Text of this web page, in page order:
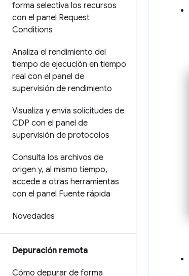
forma selectiva los recursos
con el panel Request
Conditions
Analiza el rendimiento del
tiempo de ejecución en tiempo
real con el panel de
supervisión de rendimiento
Visualiza y envía solicitudes de
CDP con el panel de
supervisión de protocolos
Consulta los archivos de
origen y, al mismo tiempo,
accede a otras herramientas
con el panel Fuente rápida
Novedades
Depuración remota
Cómo depurar de forma